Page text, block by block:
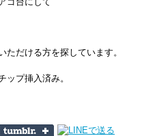
だける方を探しています。
プ挿入済み。